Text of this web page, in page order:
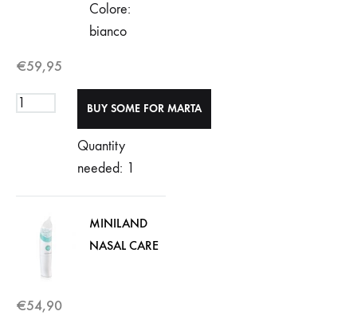
Colore:
bianco
€59,95
Quantity
needed: 1
MINILAND
NASAL CARE
€54,90